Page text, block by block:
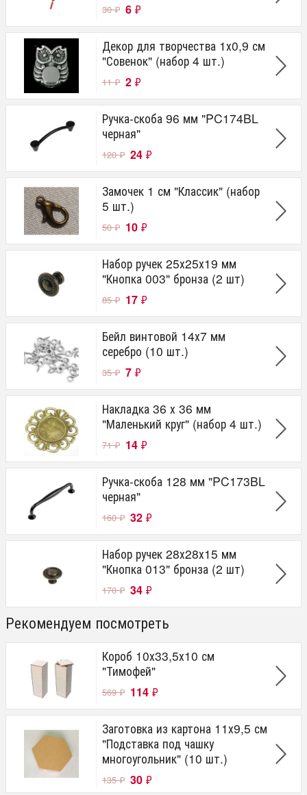
30₽ 6 ₽
Декор для творчества 1х0,9 см
"Совенок" (набор 4 шт.)
11₽ 2 ₽
Ручка-скоба 96 мм "PC174BL
черная"
120₽ 24 ₽
Замочек 1 см "Классик" (набор
5 шт.)
50₽ 10 ₽
Набор ручек 25х25х19 мм
"Кнопка 003" бронза (2 шт)
85₽ 17 ₽
Бейл винтовой 14х7 мм
серебро (10 шт.)
35₽ 7 ₽
Накладка 36 х 36 мм
"Маленький круг" (набор 4 шт.)
71₽ 14 ₽
Ручка-скоба 128 мм "PC173BL
черная"
160₽ 32 ₽
Набор ручек 28х28х15 мм
"Кнопка 013" бронза (2 шт)
170₽ 34 ₽
Рекомендуем посмотреть
Короб 10х33,5х10 см
"Тимофей"
569₽ 114 ₽
Заготовка из картона 11х9,5 см
"Подставка под чашку
многоугольник" (10 шт.)
135₽ 30 ₽